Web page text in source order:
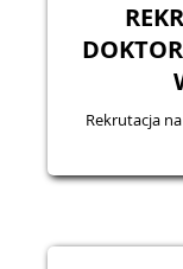
Rekrutacja